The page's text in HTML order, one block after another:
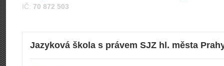
IČ: 70 872 503
Jazyková škola s právem SJZ hl. města